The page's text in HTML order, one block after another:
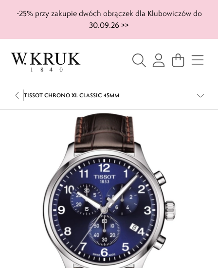
-25% przy zakupie dwóch obrączek dla Klubowiczów do
30.09.26 >>
TISSOT CHRONO XL CLASSIC 45MM